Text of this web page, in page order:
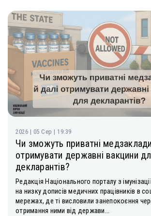
2026 | 05 Сер | 19:39
Чи зможуть приватні
отримувати державні вакцини
декларантів?
Редакція Національного порталу з
на низку дописів медичних працівників в
мережах, де ті висловили занепокоєння
отримання ними від держави...